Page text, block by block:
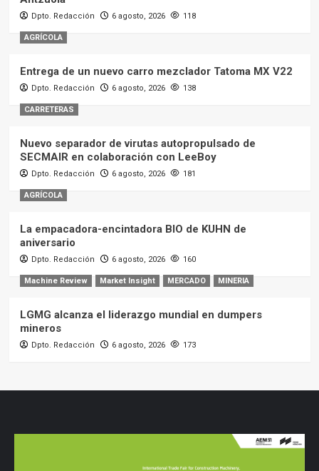
Dpto. Redacción 6 agosto, 2026 118
AGRÍCOLA
Entrega de un nuevo carro mezclador Tatoma MX V22
Dpto. Redacción 6 agosto, 2026 138
CARRETERAS
Nuevo separador de virutas autopropulsado de
SECMAIR en colaboración con LeeBoy
Dpto. Redacción 6 agosto, 2026 181
AGRÍCOLA
La empacadora-encintadora BIO de KUHN de
aniversario
Dpto. Redacción 6 agosto, 2026 160
Machine Review Market Insight MERCADO MINERIA
LGMG alcanza el liderazgo mundial en dumpers
mineros
Dpto. Redacción 6 agosto, 2026 173